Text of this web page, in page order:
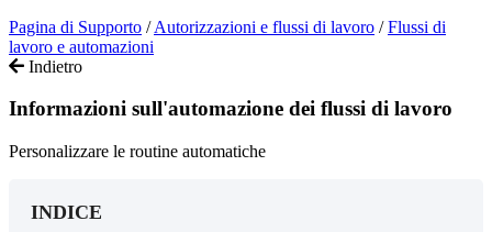
Pagina di Supporto / Autorizzazioni e flussi di lavoro / Flussi di
lavoro e automazioni
Indietro
Informazioni sull'automazione dei flussi di lavoro
Personalizzare le routine automatiche
INDICE